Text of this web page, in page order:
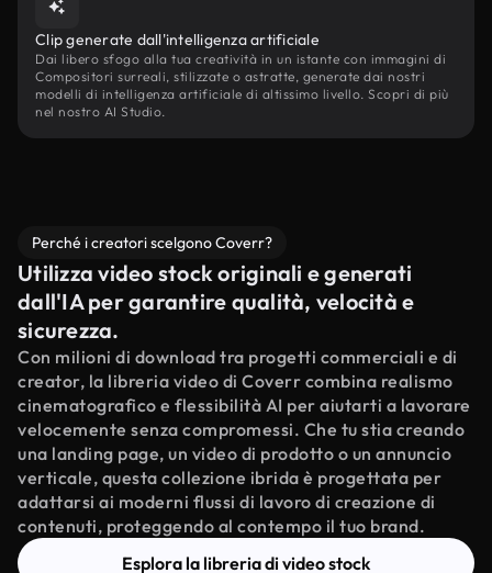
Clip generate dall'intelligenza artificiale
Dai libero sfogo alla tua creatività in un istante con immagini di
Compositori surreali, stilizzate o astratte, generate dai nostri
modelli di intelligenza artificiale di altissimo livello. Scopri di più
nel nostro AI Studio.
Perché i creatori scelgono Coverr?
Utilizza video stock originali e generati
dall'IA per garantire qualità, velocità e
sicurezza.
Con milioni di download tra progetti commerciali e di
creator, la libreria video di Coverr combina realismo
cinematografico e flessibilità AI per aiutarti a lavorare
velocemente senza compromessi. Che tu stia creando
una landing page, un video di prodotto o un annuncio
verticale, questa collezione ibrida è progettata per
adattarsi ai moderni flussi di lavoro di creazione di
contenuti, proteggendo al contempo il tuo brand.
Esplora la libreria di video stock